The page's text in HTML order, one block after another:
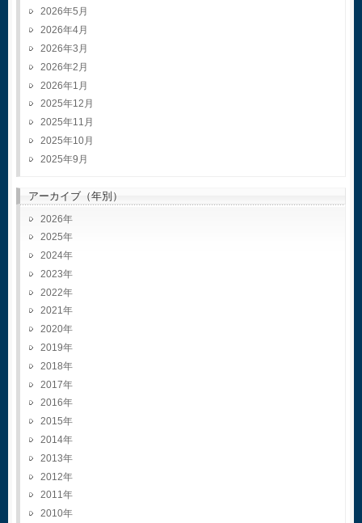
2026年5月
2026年4月
2026年3月
2026年2月
2026年1月
2025年12月
2025年11月
2025年10月
2025年9月
アーカイブ（年別）
2026
2025
2024
2023
2022
2021
2020
2019
2018
2017
2016
2015
2014
2013
2012
2011
2010